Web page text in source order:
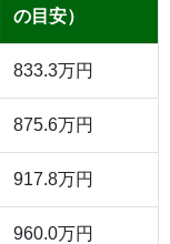
の目安）
833.3万円
875.6万円
917.8万円
960.0万円